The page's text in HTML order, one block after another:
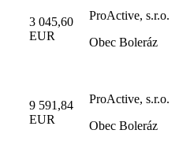
3 045,60
EUR
ProActive, s.r.o.
Obec Boleráz
9 591,84
EUR
ProActive, s.r.o.
Obec Boleráz